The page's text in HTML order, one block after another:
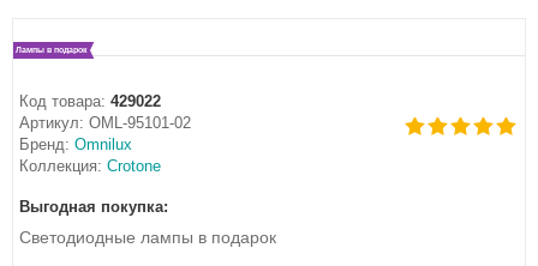
Лампы в подарок
Код товара: 429022
Артикул: OML-95101-02
Бренд: Omnilux
Коллекция: Crotone
Выгодная покупка:
Светодиодные лампы в подарок